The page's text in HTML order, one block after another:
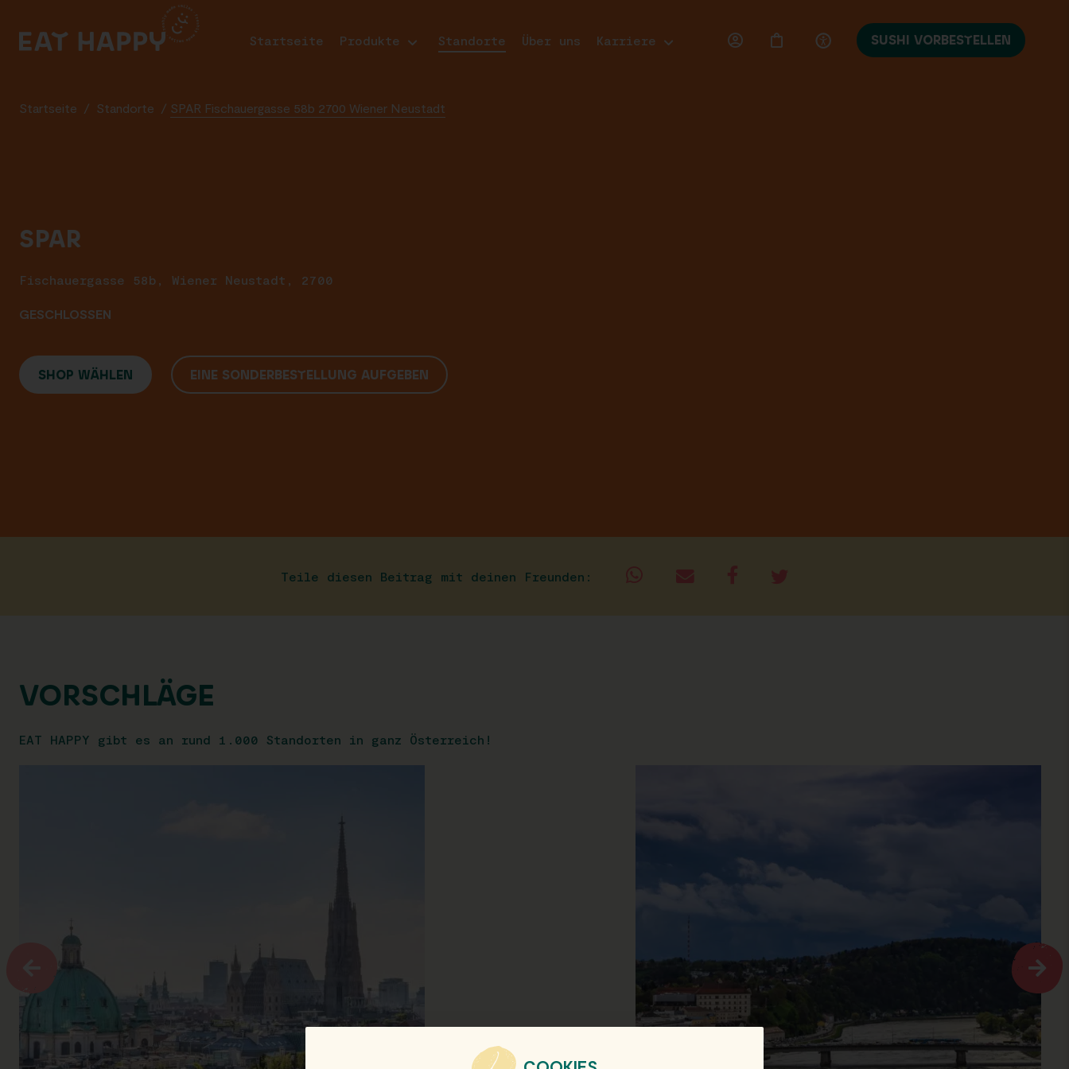
MAIN
Startseite Produkte Standorte Über uns Karriere SUSHI VORBESTELLEN
Startseite / Standorte / SPAR Fischauergasse 58b 2700 Wiener Neustadt
SPAR
Fischauergasse 58b, Wiener Neustadt, 2700
GESCHLOSSEN
SHOP WÄHLEN EINE SONDERBESTELLUNG AUFGEBEN
Teile diesen Beitrag mit deinen Freunden:
VORSCHLÄGE
EAT HAPPY gibt es an rund 1.000 Standorten in ganz Österreich!